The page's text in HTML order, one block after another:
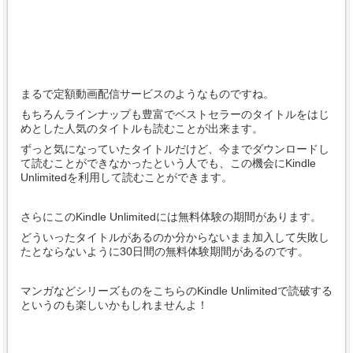
まるで定額動画配信サービスのようなものですね。
もちろんラインナップも豊富でベストセラーのタイトルをはじ
めとした人気のタイトルも読むことが出来ます。
ずっと気になっていたタイトルだけど、今までダウンロードし
て読むことができなかったという人でも、この機会にKindle
Unlimitedを利用して読むことができます。
さらにこのKindle Unlimitedには無料体験の期間があります。
どういったタイトルがあるのか分からないまま加入して失敗し
たとならないように30日間の無料体験期間があるのです。
マンガなどシリーズものをこちらのKindle Unlimitedで読破する
というのも楽しいかもしれませんよ！